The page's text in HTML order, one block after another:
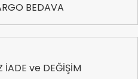
BEDAVA
İADE ve DEĞİŞİM